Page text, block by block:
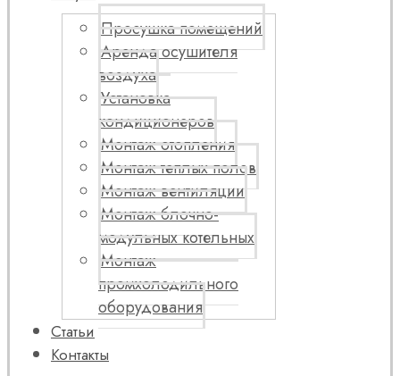
Просушка помещений
Аренда осушителя
воздуха
Установка
кондиционеров
Монтаж отопления
Монтаж теплых полов
Монтаж вентиляции
Монтаж блочно-
модульных котельных
Монтаж
промхолодильного
оборудования
Статьи
Контакты